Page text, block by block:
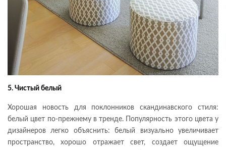
5. Чистый белый
Хорошая новость для поклонников скандинавского стиля:
белый цвет по-прежнему в тренде. Популярность этого цвета у
дизайнеров легко объяснить: белый визуально увеличивает
пространство, хорошо отражает свет, создает ощущение